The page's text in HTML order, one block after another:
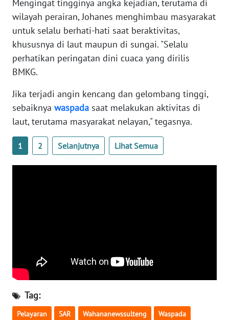
Mengingat tingginya angka kejadian, terutama di
wilayah perairan, Johanes menghimbau masyarakat
untuk selalu berhati-hati saat beraktivitas,
khususnya di laut maupun di sungai. "Selalu
perhatikan peringatan dini cuaca yang dirilis
BMKG.
Jika terjadi angin kencang dan gelombang tinggi,
sebaiknya waspada saat melakukan aktivitas di
laut, terutama masyarakat nelayan," tegasnya.
1 2 Selanjutnya Lihat Semua
Tag:
Pelayaran SAR Wahananewssulteng Waspada
WN
NTB
WN
SULTENG
SULBAR
WN
BABEL
WN
SUMBAR
WN
LAMPUNG
WN
JATENG